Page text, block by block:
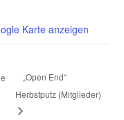
Karte anzeigen
„Open End“
Herbstputz (Mitglieder)